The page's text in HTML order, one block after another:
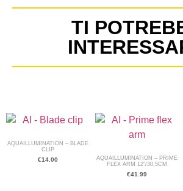
TI
AQUAILLUMINATION – BLADE
CLIP
€14.00
AQUAILLUMINATION – PRIME
FLEX ARM 12″/30,5CM
€41.99